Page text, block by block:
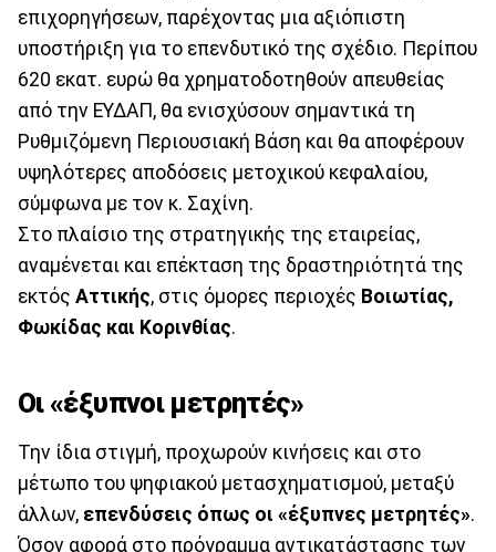
επιχορηγήσεων, παρέχοντας μια αξιόπιστη
υποστήριξη για το επενδυτικό της σχέδιο. Περίπου
620 εκατ. ευρώ θα χρηματοδοτηθούν απευθείας
από την ΕΥΔΑΠ, θα ενισχύσουν σημαντικά τη
Ρυθμιζόμενη Περιουσιακή Βάση και θα αποφέρουν
υψηλότερες αποδόσεις μετοχικού κεφαλαίου,
σύμφωνα με τον κ. Σαχίνη.
Στο πλαίσιο της στρατηγικής της εταιρείας,
αναμένεται και επέκταση της δραστηριότητά της
εκτός Αττικής, στις όμορες περιοχές Βοιωτίας,
Φωκίδας και Κορινθίας.
Οι «έξυπνοι μετρητές»
Την ίδια στιγμή, προχωρούν κινήσεις και στο
μέτωπο του ψηφιακού μετασχηματισμού, μεταξύ
άλλων, επενδύσεις όπως οι «έξυπνες μετρητές».
Όσον αφορά στο πρόγραμμα αντικατάστασης των